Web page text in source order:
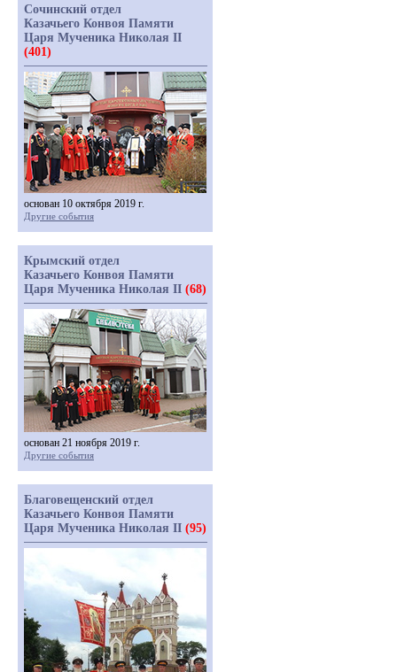
Сочинский отдел
Казачьего Конвоя Памяти
Царя Мученика Николая II
(401)
основан 10 октября 2019 г.
Другие события
Крымский отдел
Казачьего Конвоя Памяти
Царя Мученика Николая II (68)
основан 21 ноября 2019 г.
Другие события
Благовещенский отдел
Казачьего Конвоя Памяти
Царя Мученика Николая II (95)